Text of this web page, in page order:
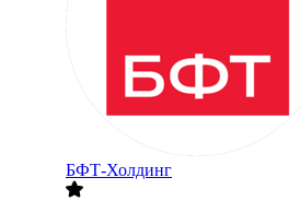
БФТ-Холдинг